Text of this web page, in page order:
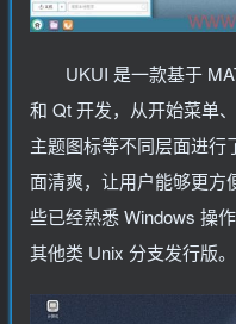
UKUI 是一款基于
和 Qt 开发，从开始菜单
主题图标等不同层面进行
面清爽，让用户能够更方
些已经熟悉 Windows 操
其他类 Unix 分支发行版。